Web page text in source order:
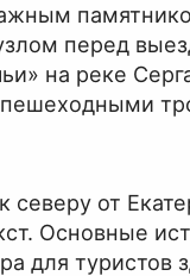
перед
на реке
от
Основные
для туристов